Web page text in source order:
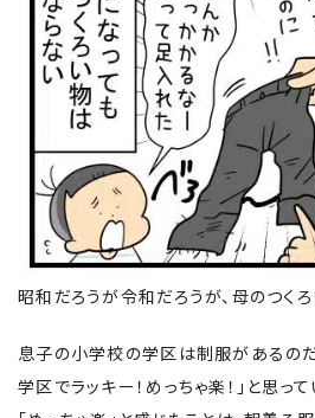
昭和だろうが令和だろうが、母のつくろ
息子の小学校の学区は制服があるの
学区でラッキー！めっちゃ楽！」と思っ